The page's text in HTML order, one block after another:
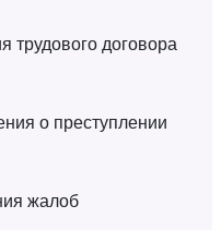
договора
о преступлении
жалоб